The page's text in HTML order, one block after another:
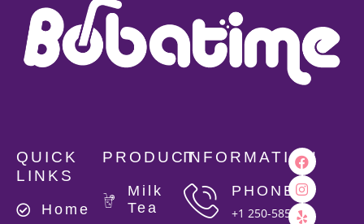
QUICK
LINKS
Home
PRODUCT
Milk
Tea
INFORMATION
PHONE
+1 250-585-